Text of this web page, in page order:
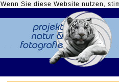
Wenn Sie diese Website nutzen,